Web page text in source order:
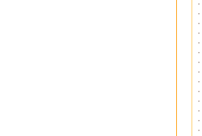
・
・
・
・
・
・
・
・
・
・
・
・
・
・